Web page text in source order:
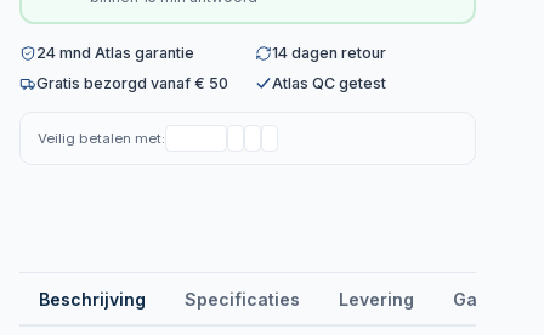
24 mnd Atlas garantie
14 dagen retour
Gratis bezorgd vanaf € 50
Atlas QC getest
Veilig betalen met:
Beschrijving Specificaties Levering Garantie